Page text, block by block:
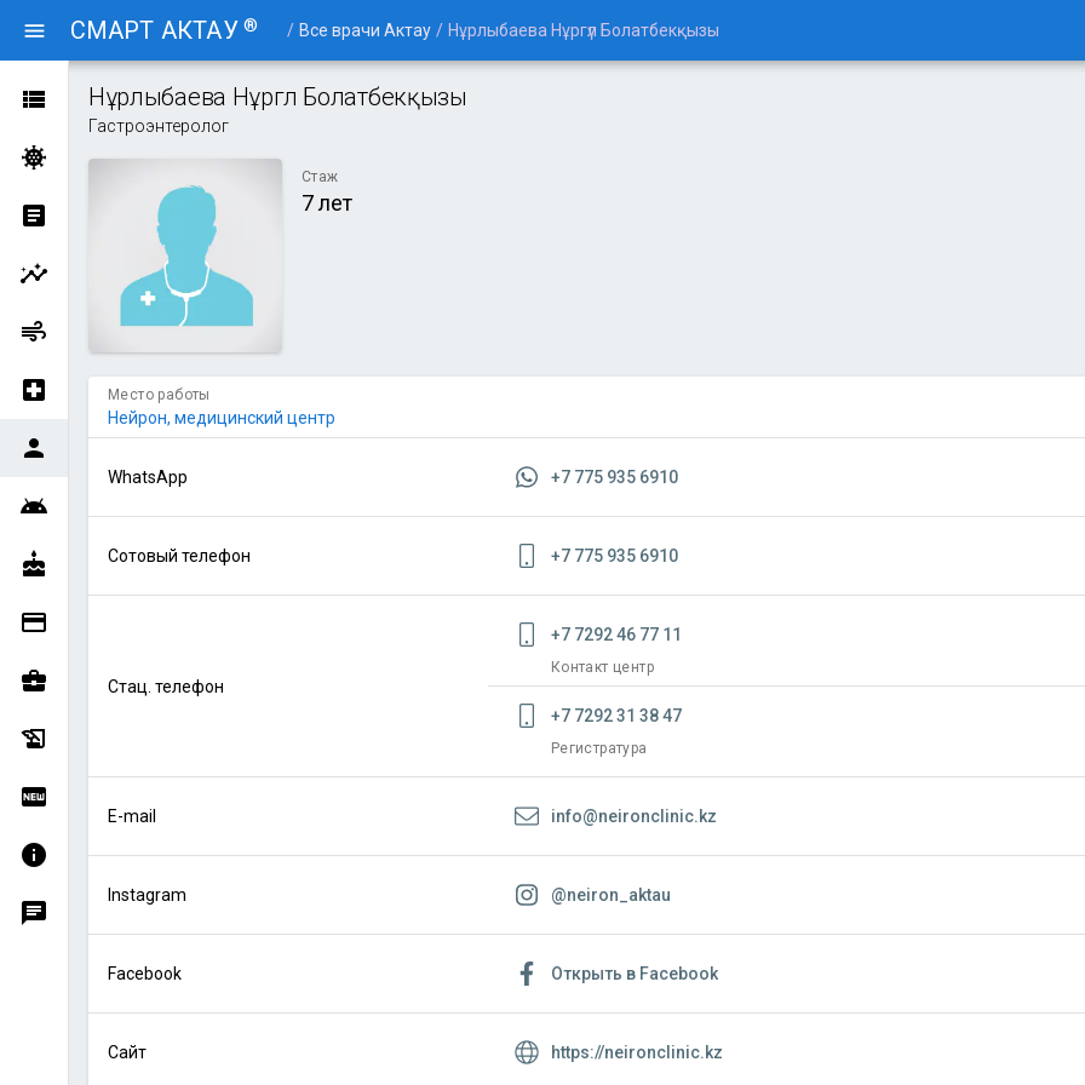
menu СМАРТ АКТАУ ® / Все врачи Актау / Нұрлыбаева Нұргүл Болатбекқызы
view_list
coronavirus
article
insights
air
local_hospital
person
android
cake
credit_card
business_center
history_edu
fiber_new
info
chat
Нұрлыбаева Нұргүл Болатбекқызы
Гастроэнтеролог
Стаж
7 лет
Место работы
Нейрон, медицинский центр
WhatsApp +7 775 935 6910
Сотовый телефон +7 775 935 6910
Стац. телефон
+7 7292 46 77 11
Контакт центр
+7 7292 31 38 47
Регистратура
E-mail info@neironclinic.kz
Instagram @neiron_aktau
Facebook Открыть в Facebook
Сайт https://neironclinic.kz